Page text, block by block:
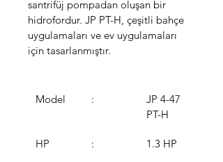
santrifüj pompadan oluşan bir
hidrofordur. JP PT-H, çeşitli bahçe
uygulamaları ve ev uygulamaları
için tasarlanmıştır.
Model :
JP 4-47
PT-H
HP : 1.3 HP